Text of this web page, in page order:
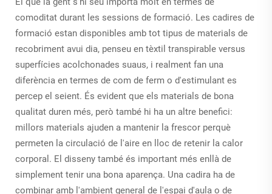
comoditat durant les sessions de formació. Les cadires de
formació estan disponibles amb tot tipus de materials de
recobriment avui dia, penseu en tèxtil transpirable versus
superfícies acolchonades suaus, i realment fan una
diferència en termes de com de ferm o d'estimulant es
percep el seient. És evident que els materials de bona
qualitat duren més, però també hi ha un altre benefici:
millors materials ajuden a mantenir la frescor perquè
permeten la circulació de l'aire en lloc de retenir la calor
corporal. El disseny també és important més enllà de
simplement tenir una bona aparença. Una cadira ha de
combinar amb l'ambient general de l'espai d'aula o de